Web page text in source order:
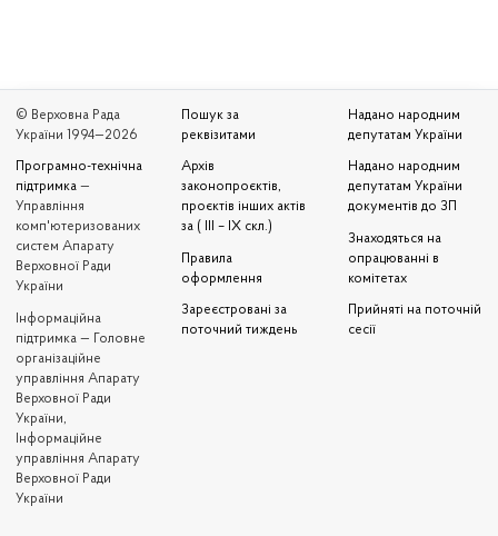
© Верховна Рада
України 1994—2026
Програмно-технічна
підтримка —
Управління
комп'ютеризованих
систем Апарату
Верховної Ради
України
Iнформаційна
підтримка — Головне
організаційне
управління Апарату
Верховної Ради
України,
Інформаційне
управління Апарату
Верховної Ради
України
Пошук за
реквізитами
Архів
законопроєктів,
проєктів інших актів
за ( III – IX скл.)
Правила
оформлення
Зареєстровані за
поточний тиждень
Надано народним
депутатам України
Надано народним
депутатам України
документів до ЗП
Знаходяться на
опрацюванні в
комітетах
Прийняті на поточній
сесії